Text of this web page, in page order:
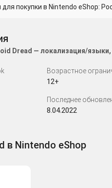
покупки в Nintendo eShop:
Dread — локализация/
Возрастное
12+
Последнее
8.04.2022
в Nintendo eShop